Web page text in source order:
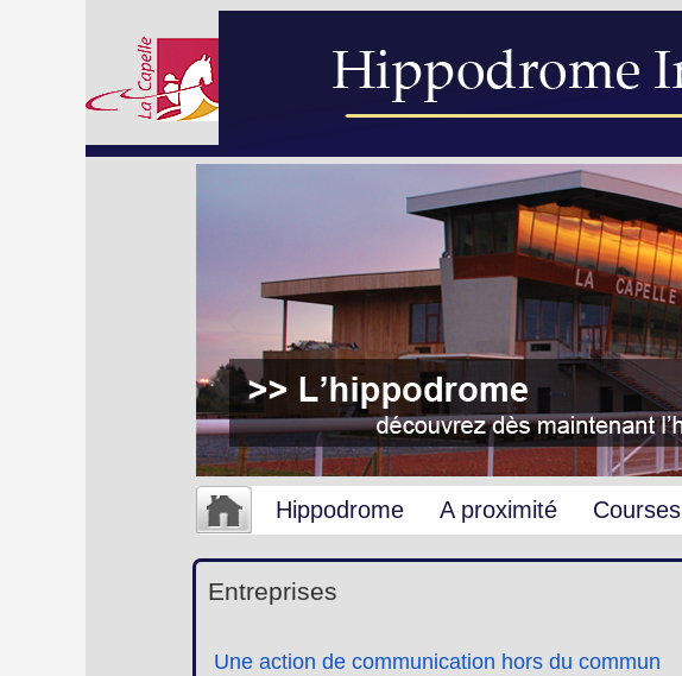
Hippodrome A proximité Courses
Entreprises
Une action de communication hors du commun